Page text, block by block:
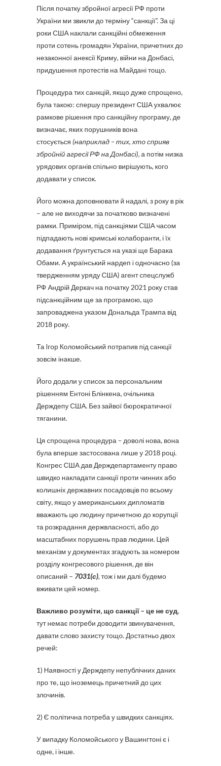
Після початку збройної агресії РФ проти
України ми звикли до терміну “санкції”. За ці
роки США наклали санкційні обмеження
проти сотень громадян України, причетних до
незаконної анексії Криму, війни на Донбасі,
придушення протестів на Майдані тощо.
Процедура тих санкцій, якщо дуже спрощено,
була такою: спершу президент США ухвалює
рамкове рішення про санкційну програму, де
визначає, яких порушників вона
стосується (наприклад – тих, хто сприяв
збройній агресії РФ на Донбасі), а потім низка
урядових органів спільно вирішують, кого
додавати у список.
Його можна доповнювати й надалі, з року в рік
– але не виходячи за початково визначені
рамки. Приміром, під санкціями США часом
підпадають нові кримські колаборанти, і їх
додавання ґрунтується на указі ще Барака
Обами. А український нардеп і одночасно (за
твердженням уряду США) агент спецслужб
РФ Андрій Деркач на початку 2021 року став
підсанкційним ще за програмою, що
запроваджена указом Дональда Трампа від
2018 року.
Та Ігор Коломойський потрапив під санкції
зовсім інакше.
Його додали у список за персональним
рішенням Ентоні Блінкена, очільника
Держдепу США. Без зайвої бюрократичної
тяганини.
Ця спрощена процедура – доволі нова, вона
була вперше застосована лише у 2018 році.
Конгрес США дав Держдепартаменту право
швидко накладати санкції проти чинних або
колишніх державних посадовців по всьому
світу, якщо у американських дипломатів
вважають цю людину причетною до корупції
та розкрадання держвласності, або до
масштабних порушень прав людини. Цей
механізм у документах згадують за номером
розділу конгресового рішення, де він
описаний – 7031(с), тож і ми далі будемо
вживати цей номер.
Важливо розуміти, що санкції – це не суд,
тут немає потреби доводити звинувачення,
давати слово захисту тощо. Достатньо двох
речей:
1) Наявності у Держдепу непублічних даних
про те, що іноземець причетний до цих
злочинів.
2) Є політична потреба у швидких санкціях.
У випадку Коломойського у Вашингтоні є і
одне, і інше.